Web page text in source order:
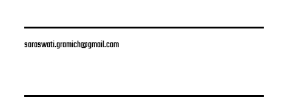
saraswati.gramich@gmail.com